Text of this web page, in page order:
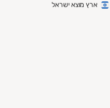
ארץ מוצא ישראל